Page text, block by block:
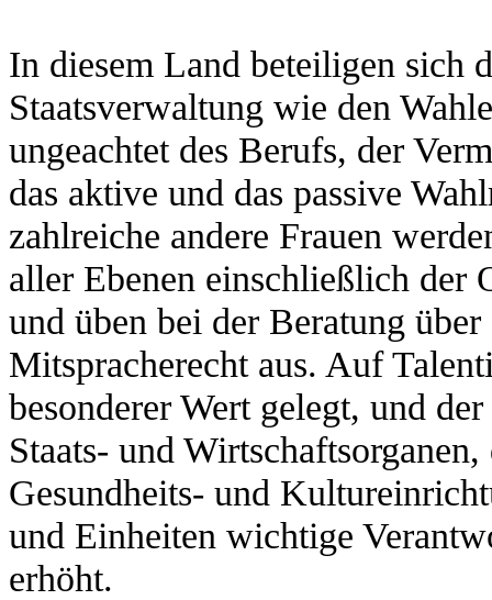
In diesem Land beteiligen sich
Staatsverwaltung wie den
ungeachtet des Berufs, der
das aktive und das passive
zahlreiche andere Frauen
aller Ebenen einschließlich der
und üben bei der Beratung
Mitspracherecht aus. Auf
besonderer Wert gelegt, und
Staats- und
Gesundheits- und
und Einheiten wichtige
erhöht.